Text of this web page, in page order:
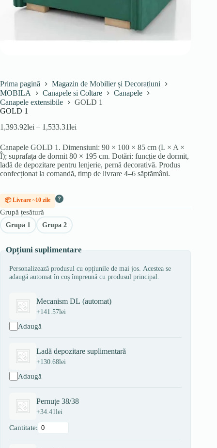
Prima pagină
Magazin de Mobilier și Decorațiuni
MOBILA
Canapele si Coltare
Canapele
Canapele extensibile
GOLD 1
GOLD 1
1,393.92lei – 1,533.31lei
prețuri:
1,393.92lei
până
la
1,533.31lei
Canapele GOLD 1. Dimensiuni: 90 × 100 × 85 cm (L × A ×
Î); suprafața de dormit 80 × 195 cm. Dotări: funcție de dormit,
ladă de depozitare pentru lenjerie, pernă decorativă. Produs
confecționat la comandă, timp de livrare 4–6 săptămâni.
📦 Livrare ~10 zile ?
Grupă țesătură
Grupa 1 Grupa 2
Opțiuni suplimentare
Personalizează produsul cu opțiunile de mai jos. Acestea se
adaugă automat în coș împreună cu produsul principal.
Mecanism DL (automat)
+141.57lei
Adaugă
Ladă depozitare suplimentară
+130.68lei
Adaugă
Pernuțe 38/38
+34.41lei
Cantitate: